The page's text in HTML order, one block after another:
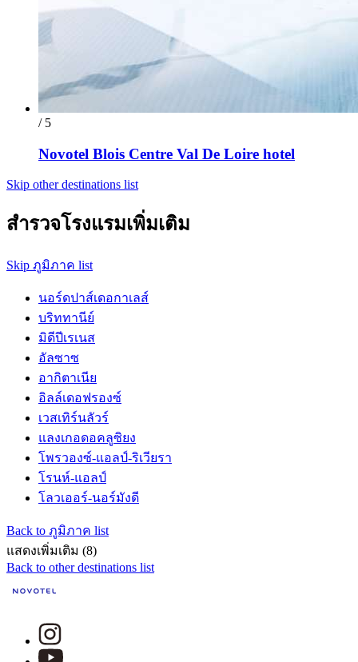
/ 5
Novotel Blois Centre Val De Loire hotel
Skip other destinations list
สำรวจโรงแรมเพิ่มเติม
Skip ภูมิภาค list
นอร์ดปาส์เดอกาเลส์
บริททานีย์
มิดีปีเรเนส
อัลซาซ
อากิตาเนีย
อิลล์เดอฟรองซ์
เวสเทิร์นลัวร์
แลงเกอดอคลูซิยง
โพรวองซ์-แอลป์-ริเวียรา
โรนห์-แอลป์
โลวเออร์-นอร์มังดี
Back to ภูมิภาค list
แสดงเพิ่มเติม (8)
Back to other destinations list